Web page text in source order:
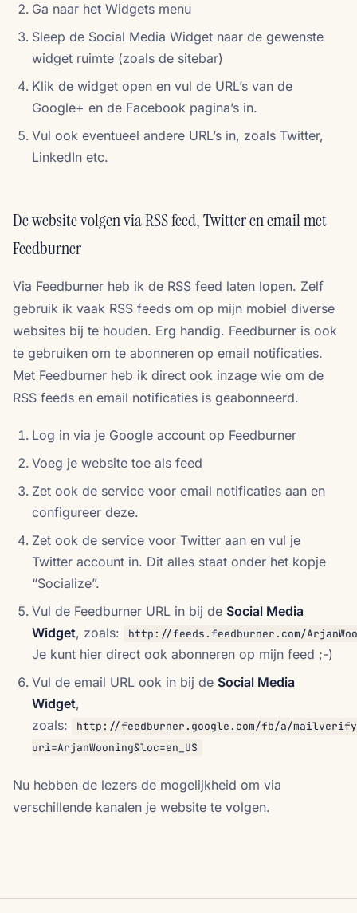
Ga naar het Widgets menu
Sleep de Social Media Widget naar de gewenste
widget ruimte (zoals de sitebar)
Klik de widget open en vul de URL’s van de
Google+ en de Facebook pagina’s in.
Vul ook eventueel andere URL’s in, zoals Twitter,
LinkedIn etc.
De website volgen via RSS feed, Twitter en email met
Feedburner
Via Feedburner heb ik de RSS feed laten lopen. Zelf
gebruik ik vaak RSS feeds om op mijn mobiel diverse
websites bij te houden. Erg handig. Feedburner is ook
te gebruiken om te abonneren op email notificaties.
Met Feedburner heb ik direct ook inzage wie om de
RSS feeds en email notificaties is geabonneerd.
Log in via je Google account op Feedburner
Voeg je website toe als feed
Zet ook de service voor email notificaties aan en
configureer deze.
Zet ook de service voor Twitter aan en vul je
Twitter account in. Dit alles staat onder het kopje
“Socialize”.
Vul de Feedburner URL in bij de Social Media
Widget, zoals: http://feeds.feedburner.com/
Je kunt hier direct ook abonneren op mijn feed ;-)
Vul de email URL ook in bij de Social Media
Widget,
zoals:
http://feedburner.google.com/fb/a/
uri=ArjanWooning&loc=en_US
Nu hebben de lezers de mogelijkheid om via
verschillende kanalen je website te volgen.